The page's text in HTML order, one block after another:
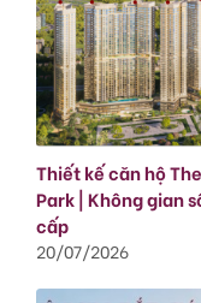
Thiết kế căn hộ
Park | Không gian
cấp
20/07/2026